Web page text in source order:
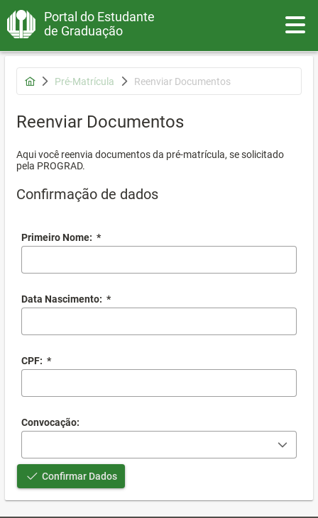
Portal do Estudante
de Graduação
Pré-Matrícula Reenviar Documentos
Reenviar Documentos
Aqui você reenvia documentos da pré-matrícula, se solicitado
pela PROGRAD.
Confirmação de dados
Primeiro Nome: *
Data Nascimento: *
CPF: *
Convocação:
Confirmar Dados